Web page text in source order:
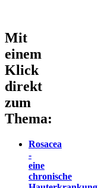
Mit
einem
Klick
direkt
zum
Thema:
Rosacea
-
eine
chronische